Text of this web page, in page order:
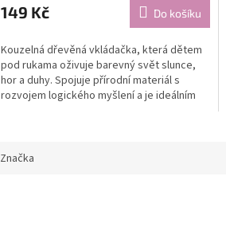
149 Kč Do košíku
Kouzelná dřevěná vkládačka, která dětem
pod rukama oživuje barevný svět slunce,
hor a duhy. Spojuje přírodní materiál s
rozvojem logického myšlení a je ideálním
Značka